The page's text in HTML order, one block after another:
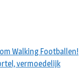
Walking Footballen!
vermoedelijk